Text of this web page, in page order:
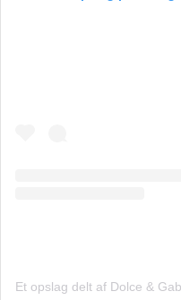
Et opslag delt af Dolce &